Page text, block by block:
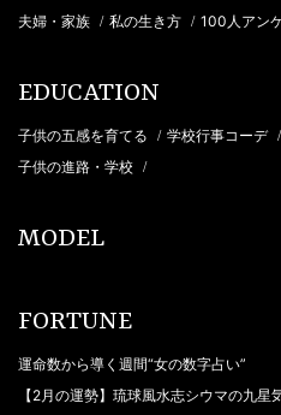
夫婦・家族 / 私の生き方 / 100人アン
EDUCATION
子供の五感を育てる / 学校行事コーデ /
子供の進路・学校 /
MODEL
FORTUNE
運命数から導く週間“女の数字占い”
【2月の運勢】琉球風水志シウマの九星